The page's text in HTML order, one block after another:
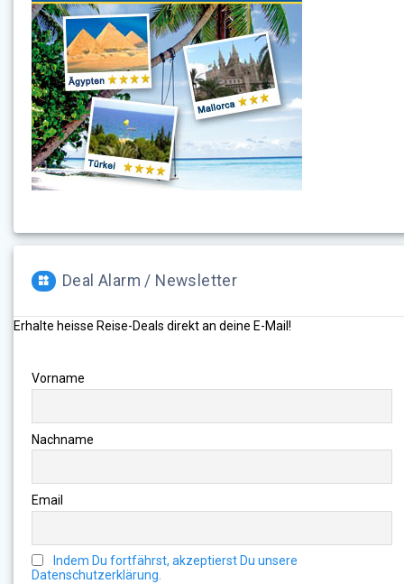
Deal Alarm / Newsletter
Erhalte heisse Reise-Deals direkt an deine E-Mail!
Vorname
Nachname
Email
Indem Du fortfährst, akzeptierst Du unsere
Datenschutzerklärung.